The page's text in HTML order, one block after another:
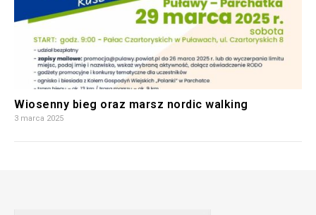
Wiosenny bieg oraz marsz nordic walking
3 marca 2025